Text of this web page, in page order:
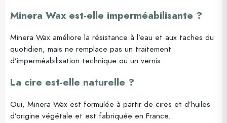
Minera Wax est-elle imperméabilisante ?
Minera Wax améliore la résistance à l’eau et aux taches du
quotidien, mais ne remplace pas un traitement
d’imperméabilisation technique ou un vernis.
La cire est-elle naturelle ?
Oui, Minera Wax est formulée à partir de cires et d’huiles
d’origine végétale et est fabriquée en France.